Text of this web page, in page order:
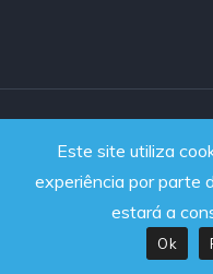
Este site utiliza
experiência por parte
estará a
Ok